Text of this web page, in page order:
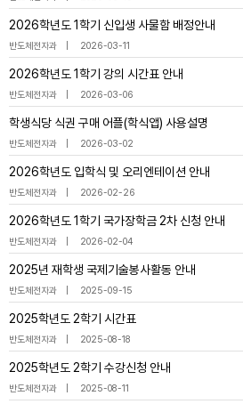
2026학년도 1학기 신입생 사물함 배정안내
반도체전자과 2026-03-11
2026학년도 1학기 강의 시간표 안내
반도체전자과 2026-03-06
학생식당 식권 구매 어플(학식앱) 사용설명
반도체전자과 2026-03-02
2026학년도 입학식 및 오리엔테이션 안내
반도체전자과 2026-02-26
2026학년도 1학기 국가장학금 2차 신청 안내
반도체전자과 2026-02-04
2025년 재학생 국제기술봉사활동 안내
반도체전자과 2025-09-15
2025학년도 2학기 시간표
반도체전자과 2025-08-18
2025학년도 2학기 수강신청 안내
반도체전자과 2025-08-11